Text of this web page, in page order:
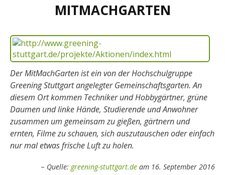
MITMACHGARTEN
Der MitMachGarten ist ein von der Hochschulgruppe
Greening Stuttgart angelegter Gemeinschaftsgarten. An
diesem Ort kommen Techniker und Hobbygärtner, grüne
Daumen und linke Hände, Studierende und Anwohner
zusammen um gemeinsam zu gießen, gärtnern und
ernten, Filme zu schauen, sich auszutauschen oder einfach
nur mal etwas frische Luft zu holen.
Quelle: greening-stuttgart.de am 16. September 2016